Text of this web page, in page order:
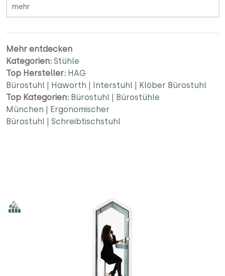
Mehr entdecken
Kategorien: Stühle
Top Hersteller: HAG
Bürostuhl | Haworth | Interstuhl | Klöber Bürostuhl
Top Kategorien: Bürostuhl | Bürostühle
München | Ergonomischer
Bürostuhl | Schreibtischstuhl